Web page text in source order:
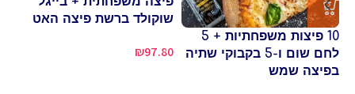
10 פיצות משפחתיות + 5
לחם שום ו-5 בקבוקי שתיה
בפיצה שמש
שוקולד ברשת פיצה האט
₪97.80